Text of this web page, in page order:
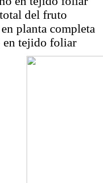
del fruto
planta completa
tejido foliar